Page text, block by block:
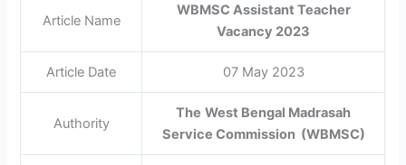
Article Name
WBMSC Assistant Teacher
Vacancy 2023
Article Date 07 May 2023
Authority
The West Bengal Madrasah
Service Commission (WBMSC)